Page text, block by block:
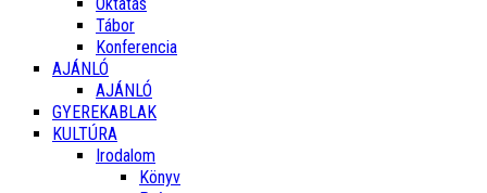
Tábor
Konferencia
AJÁNLÓ
AJÁNLÓ
GYEREKABLAK
KULTÚRA
Irodalom
Könyv